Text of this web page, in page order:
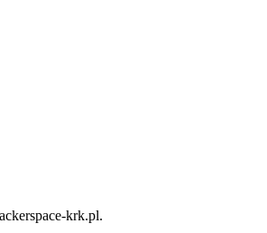
krk.pl.